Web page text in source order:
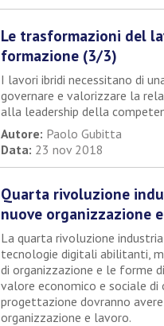
Le trasformazioni del
formazione (3/3)
I lavori ibridi necessitano di
governare e valorizzare la
alla leadership della
Autore: Paolo Gubitta
Data: 23 nov 2018
Quarta rivoluzione
nuove organizzazione
La quarta rivoluzione
tecnologie digitali abilitanti,
di organizzazione e le forme
valore economico e sociale
progettazione dovranno
organizzazione e lavoro.